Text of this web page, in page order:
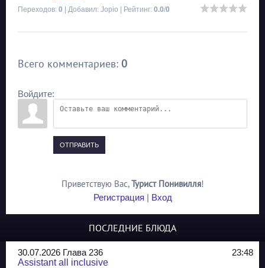
Переходов: 0 Добавил: Jopio Рейтинг: 0.0/0
Всего комментариев: 0
Войдите:
ОТПРАВИТЬ
Приветствую Вас,Турист Понивилля!
Регистрация | Вход
ПОСЛЕДНИЕ БЛЮДА
30.07.2026 Глава 236
23:48
Assistant all inclusive